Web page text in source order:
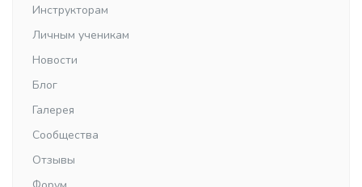
Инструкторам
Личным ученикам
Новости
Блог
Галерея
Сообщества
Отзывы